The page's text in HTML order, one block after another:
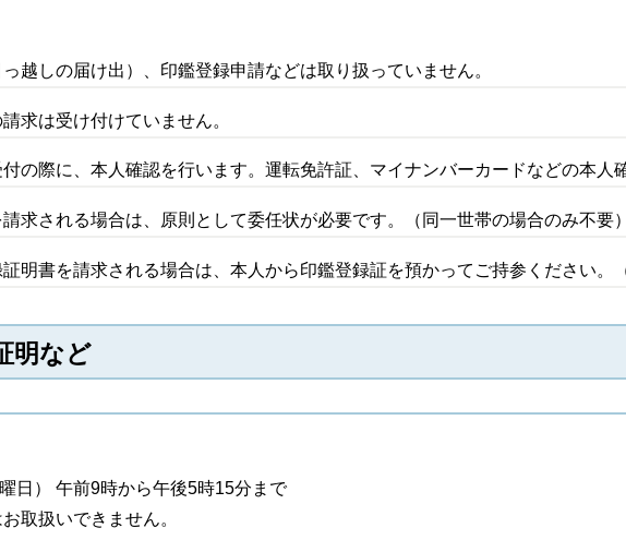
越しの届け出）、印鑑登録申請などは取り扱っていません。
求は受け付けていません。
の際に、本人確認を行います。運転免許証、マイナンバーカードなどの本人
求される場合は、原則として委任状が必要です。（同一世帯の場合のみ不要）
明書を請求される場合は、本人から印鑑登録証を預かってご持参ください。
明など
日） 午前9時から午後5時15分まで
取扱いできません。